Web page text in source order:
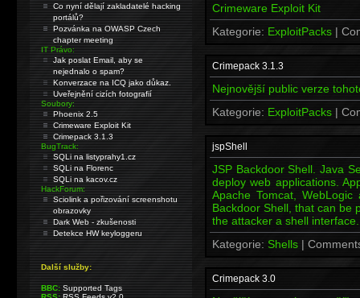
Crimeware Exploit Kit
Kategorie: ExploitPacks |
Crimepack 3.1.3
Nejnovější public verze
Kategorie: ExploitPacks |
jspShell
JSP Backdoor Shell. Java
deploy web applications.
Apache Tomcat,
Backdoor Shell, that can be
the attacker a shell interface.
Kategorie: Shells |
Crimepack 3.0
Co nyní dělají zakladatelé hacking
portálů?
Pozvánka na OWASP Czech
chapter meeting
IT Právo:
Jak poslat Email, aby se
nejednalo o spam?
Konverzace na ICQ jako důkaz.
Uveřejnění cizích fotografií
Soubory:
Phoenix 2.5
Crimeware Exploit Kit
Crimepack 3.1.3
BugTrack:
SQLi na listyprahy1.cz
SQLi na Florenc
SQLi na kacov.cz
HackForum:
Sciolink a pořizování screenshotu
obrazovky
Dark Web - zkušenosti
Detekce HW keyloggeru
Další služby:
BBC: Supported Tags